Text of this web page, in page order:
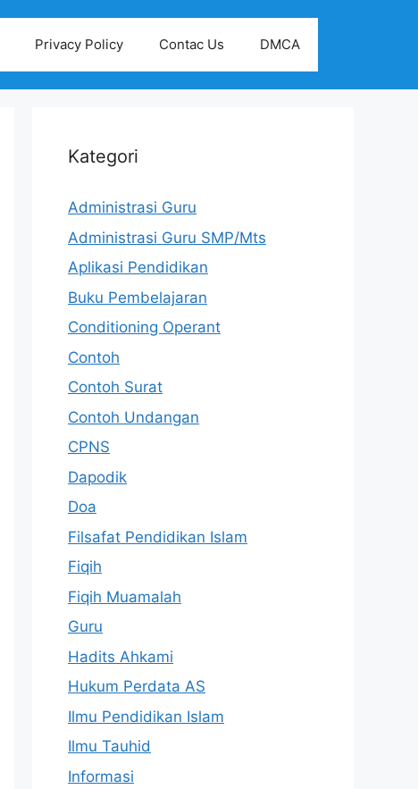
Privacy Policy Contac Us DMCA
Kategori
Administrasi Guru
Administrasi Guru SMP/Mts
Aplikasi Pendidikan
Buku Pembelajaran
Conditioning Operant
Contoh
Contoh Surat
Contoh Undangan
CPNS
Dapodik
Doa
Filsafat Pendidikan Islam
Fiqih
Fiqih Muamalah
Guru
Hadits Ahkami
Hukum Perdata AS
Ilmu Pendidikan Islam
Ilmu Tauhid
Informasi